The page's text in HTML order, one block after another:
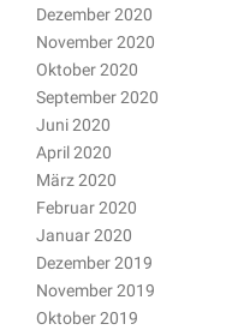
Dezember 2020
November 2020
Oktober 2020
September 2020
Juni 2020
April 2020
März 2020
Februar 2020
Januar 2020
Dezember 2019
November 2019
Oktober 2019